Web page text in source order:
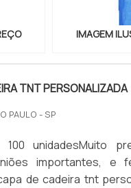
IMAGEM
TNT PERSONALIZADA
PAULO - SP
100 unidadesMuito
importantes, e
de cadeira tnt